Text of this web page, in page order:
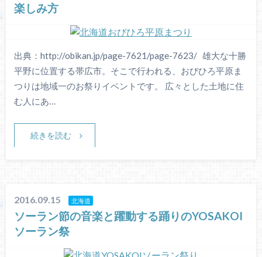
楽しみ方
出典：http://obikan.jp/page-7621/page-7623/ 雄大な十勝
平野に位置する帯広市。そこで行われる、おびひろ平原ま
つりは地域一のお祭りイベントです。 広々とした土地に住
む人にあ…
続きを読む
2016.09.15 北海道
ソーラン節の音楽と躍動する踊りのYOSAKOI
ソーラン祭